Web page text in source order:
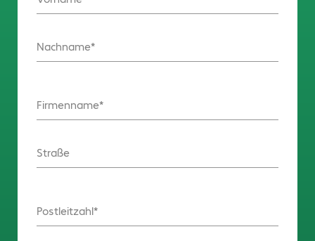
Nachname
Firmenname
Straße
Postleitzahl